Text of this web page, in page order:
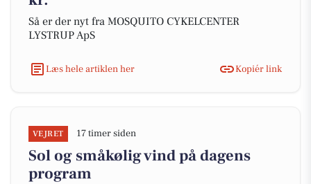
Så er der nyt fra MOSQUITO CYKELCENTER
LYSTRUP ApS
Læs hele artiklen her Kopiér link
VEJRET 17 timer siden
Sol og småkølig vind på dagens
program